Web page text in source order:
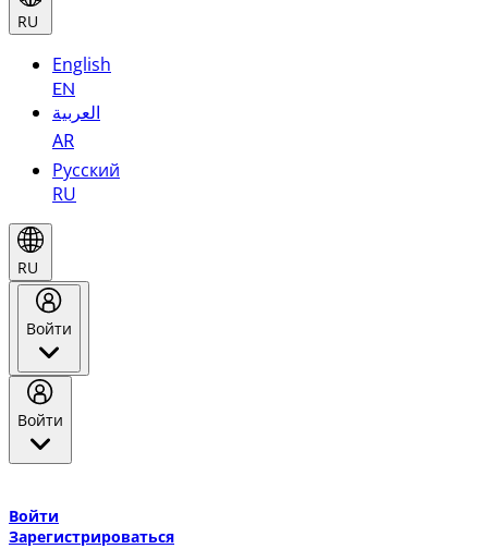
RU
English
EN
العربية
AR
Русский
RU
RU
Войти
Войти
Войти
Зарегистрироваться